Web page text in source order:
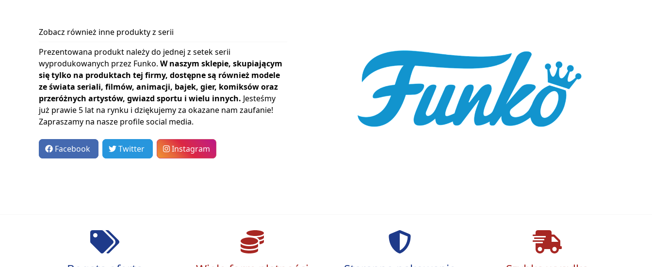
Zobacz również inne produkty z serii
Prezentowana produkt należy do jednej z setek serii
wyprodukowanych przez Funko. W naszym sklepie, skupiającym
się tylko na produktach tej firmy, dostępne są również modele
ze świata seriali, filmów, animacji, bajek, gier, komiksów oraz
przeróżnych artystów, gwiazd sportu i wielu innych. Jesteśmy
już prawie 5 lat na rynku i dziękujemy za okazane nam zaufanie!
Zapraszamy na nasze profile social media.
Facebook Twitter Instagram